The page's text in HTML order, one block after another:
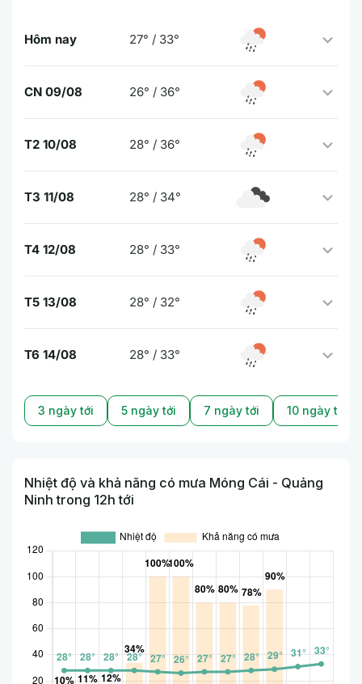
Hôm nay 27° / 33°
CN 09/08 26° / 36°
T2 10/08 28° / 36°
T3 11/08 28° / 34°
T4 12/08 28° / 33°
T5 13/08 28° / 32°
T6 14/08 28° / 33°
3 ngày tới 5 ngày tới 7 ngày tới 10 ngày tới
Nhiệt độ và khả năng có mưa Móng Cái - Quảng
Ninh trong 12h tới